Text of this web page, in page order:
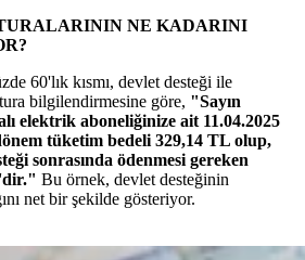
NE KADARINI
60'lık kısmı, devlet desteği ile
bilgilendirmesine göre, "Sayın
elektrik aboneliğinize ait 11.04.2025
tüketim bedeli 329,14 TL olup,
sonrasında ödenmesi gereken
Bu örnek, devlet desteğinin
net bir şekilde gösteriyor.